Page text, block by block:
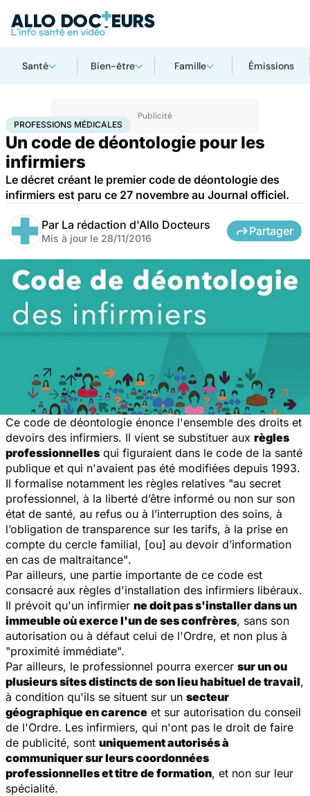
Santé Bien-être Famille Émissions
AccueilSantéProfessions médicales
PROFESSIONS MÉDICALES
Un code de déontologie pour les
infirmiers
Le décret créant le premier code de déontologie des
infirmiers est paru ce 27 novembre au Journal officiel.
Par La rédaction d'Allo Docteurs
Mis à jour le 28/11/2016
Partager
Ce code de déontologie énonce l'ensemble des droits et
devoirs des infirmiers. Il vient se substituer aux règles
professionnelles qui figuraient dans le code de la santé
publique et qui n'avaient pas été modifiées depuis 1993.
Il formalise notamment les règles relatives "au secret
professionnel, à la liberté d’être informé ou non sur son
état de santé, au refus ou à l’interruption des soins, à
l’obligation de transparence sur les tarifs, à la prise en
compte du cercle familial, [ou] au devoir d’information
en cas de maltraitance".
Par ailleurs, une partie importante de ce code est
consacré aux règles d'installation des infirmiers libéraux.
Il prévoit qu'un infirmier ne doit pas s'installer dans un
immeuble où exerce l'un de ses confrères, sans son
autorisation ou à défaut celui de l'Ordre, et non plus à
"proximité immédiate".
Par ailleurs, le professionnel pourra exercer sur un ou
plusieurs sites distincts de son lieu habituel de travail,
à condition qu'ils se situent sur un secteur
géographique en carence et sur autorisation du conseil
de l'Ordre. Les infirmiers, qui n'ont pas le droit de faire
de publicité, sont uniquement autorisés à
communiquer sur leurs coordonnées
professionnelles et titre de formation, et non sur leur
spécialité.